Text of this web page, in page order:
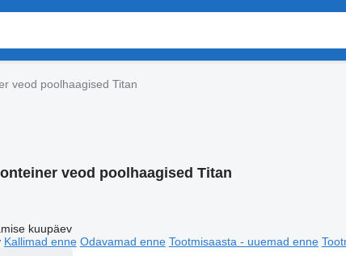
veod poolhaagised Titan
veod poolhaagised Titan
kuupäev
Kallimad enne Odavamad enne Tootmisaasta - uuemad enne